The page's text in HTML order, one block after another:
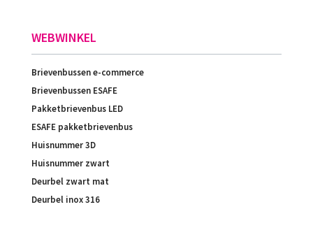
WEBWINKEL
Brievenbussen e-commerce
Brievenbussen ESAFE
Pakketbrievenbus LED
ESAFE pakketbrievenbus
Huisnummer 3D
Huisnummer zwart
Deurbel zwart mat
Deurbel inox 316